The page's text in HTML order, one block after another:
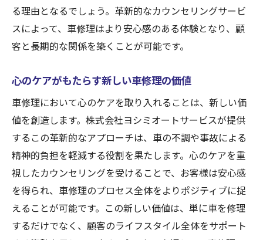
カウンセリングがもたらす新しい車修理体
験
心のケアがもたらす車修理の新たなアプロ
ーチ
顧客の心を和らげる革新的な車修理サービ
ス
心の負担を取り除くための未来志向のカウ
ンセリング
る理由となるでしょう。革新的なカウンセリングサービ
スによって、車修理はより安心感のある体験となり、顧
客と長期的な関係を築くことが可能です。
心のケアがもたらす新しい車修理の価値
車修理において心のケアを取り入れることは、新しい価
値を創造します。株式会社ヨシミオートサービスが提供
するこの革新的なアプローチは、車の不調や事故による
精神的負担を軽減する役割を果たします。心のケアを重
視したカウンセリングを受けることで、お客様は安心感
を得られ、車修理のプロセス全体をよりポジティブに捉
えることが可能です。この新しい価値は、単に車を修理
するだけでなく、顧客のライフスタイル全体をサポート